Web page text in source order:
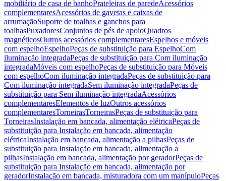
mobiliário de casa de banhoPrateleiras de paredeAcessórios
complementaresAcessórios de gavetas e caixas de
arrumaçãoSuporte de toalhas e ganchos para
toalhasPuxadoresConjuntos de pés de apoioQuadros
magnéticosOutros acessórios complementaresEspelhos e móveis
com espelhoEspelhoPeças de substituição para EspelhoCom
iluminação integradaPeças de substituição para Com iluminação
integradaMóveis com espelhoPeças de substituição para Móveis
com espelhoCom iluminação integradaPeças de substituição para
Com iluminação integradaSem iluminação integradaPeças de
substituição para Sem iluminação integradaAcessórios
complementaresElementos de luzOutros acessórios
complementaresTorneirasTorneirasPeças de substituição para
TorneirasInstalação em bancada, alimentação elétricaPeças de
substituição para Instalação em bancada, alimentação
elétricaInstalação em bancada, alimentação a pilhasPeças de
substituição para Instalação em bancada, alimentação a
pilhasInstalação em bancada, alimentação por geradorPeças de
substituição para Instalação em bancada, alimentação por
geradorInstalação em bancada, misturadora com um manípuloPeças